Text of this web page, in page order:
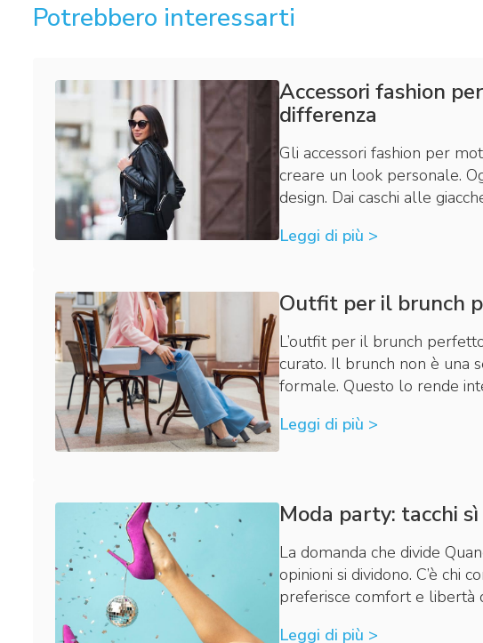
Potrebbero interessarti
Accessori fashion
differenza
Gli accessori fashion per
creare un look personale.
design. Dai caschi alle
Leggi di più >
Outfit per il brunch
L’outfit per il brunch
curato. Il brunch non è una
formale. Questo lo rende
Leggi di più >
Moda party: tacchi sì
La domanda che divide
opinioni si dividono. C’è chi
preferisce comfort e libertà
Leggi di più >